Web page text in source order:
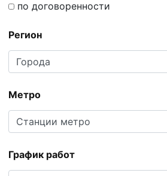
по договоренности
Регион
Метро
График работ